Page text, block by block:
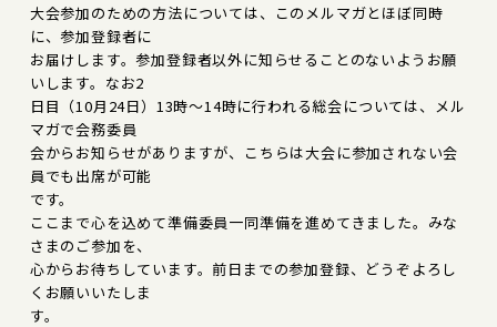
大会参加のための方法については、このメルマガとほぼ同時
に、参加登録者に
お届けします。参加登録者以外に知らせることのないようお願
いします。なお2
日目（10月24日）13時～14時に行われる総会については、メル
マガで会務委員
会からお知らせがありますが、こちらは大会に参加されない会
員でも出席が可能
です。
ここまで心を込めて準備委員一同準備を進めてきました。みな
さまのご参加を、
心からお待ちしています。前日までの参加登録、どうぞよろし
くお願いいたしま
す。